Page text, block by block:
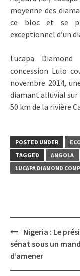
moyenne des
ce bloc et se
exceptionnel d’un
Lucapa
concession Lulo
novembre 2014,
diamant alluvial sur
50 km de la rivière
POSTED UNDER
TAGGED
ANGOLA
LUCAPA DIAMOND
Post
navigation
Nigeria : Le
sénat sous un
d’amener